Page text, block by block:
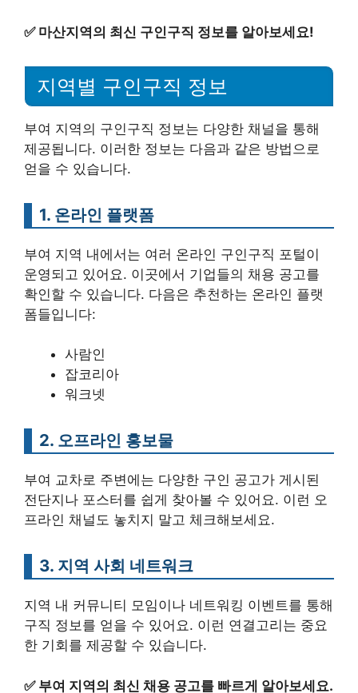
✅ 마산지역의 최신 구인구직 정보를 알아보세요!
지역별 구인구직 정보
부여 지역의 구인구직 정보는 다양한 채널을 통해
제공됩니다. 이러한 정보는 다음과 같은 방법으로
얻을 수 있습니다.
1. 온라인 플랫폼
부여 지역 내에서는 여러 온라인 구인구직 포털이
운영되고 있어요. 이곳에서 기업들의 채용 공고를
확인할 수 있습니다. 다음은 추천하는 온라인 플랫
폼들입니다:
사람인
잡코리아
워크넷
2. 오프라인 홍보물
부여 교차로 주변에는 다양한 구인 공고가 게시된
전단지나 포스터를 쉽게 찾아볼 수 있어요. 이런 오
프라인 채널도 놓치지 말고 체크해보세요.
3. 지역 사회 네트워크
지역 내 커뮤니티 모임이나 네트워킹 이벤트를 통해
구직 정보를 얻을 수 있어요. 이런 연결고리는 중요
한 기회를 제공할 수 있습니다.
✅ 부여 지역의 최신 채용 공고를 빠르게 알아보세요.